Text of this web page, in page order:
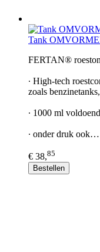
Tank
FERTAN®
∙ High-tech
zoals
∙ 1000 ml
∙ onder druk ook…
€ 38,85
Bestellen